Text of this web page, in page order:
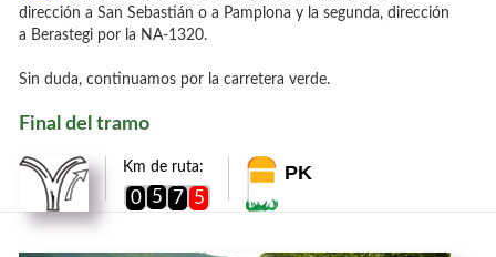
dirección a San Sebastián o a Pamplona y la segunda, dirección
a Berastegi por la NA-1320.
Sin duda, continuamos por la carretera verde.
Final del tramo
Km de ruta:
0 5 7 5
PK